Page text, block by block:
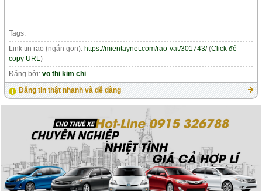
Tags:
Link tin rao (ngắn gọn): https://mientaynet.com/rao-vat/301743/(Click để
copy URL)
Đăng bởi:vo thi kim chi
Đăng tin thật nhanh và dễ dàng